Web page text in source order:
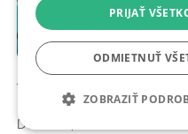
Výhodné ubytovanie v
bazénom aj...
Dudince, Hotel FLÓRA retro*
PRIJAŤ
ODMIETNUŤ
ZOBRAZIŤ